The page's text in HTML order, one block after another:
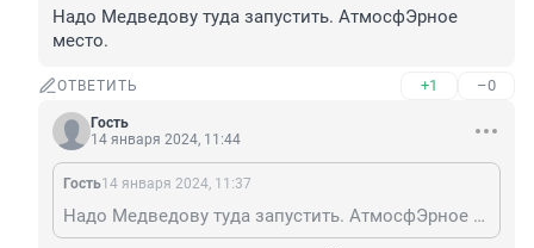
Надо Медведову туда запустить. АтмосфЭрное
место.
ОТВЕТИТЬ +1 –0
Гость
14 января 2024, 11:44
Гость14 января 2024, 11:37
Надо Медведову туда запустить. АтмосфЭрное место.